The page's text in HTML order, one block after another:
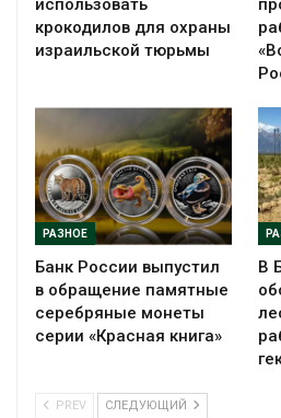
использовать
крокодилов для охраны
израильской тюрьмы
РАЗНОЕ
Банк России выпустил
в обращение памятные
серебряные монеты
серии «Красная книга»
В
PREV СЛЕДУЮЩИЙ